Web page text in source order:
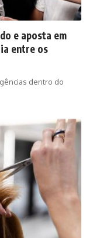
e aposta em
entre os
dentro do